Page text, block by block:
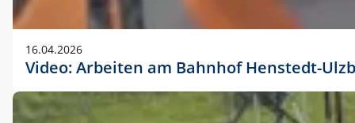
16.04.2026
Video: Arbeiten am Bahnhof Henstedt-